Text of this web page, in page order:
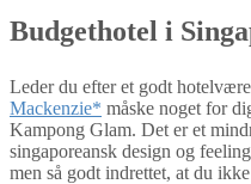
Budgethotel i
Leder du efter et godt
Mackenzie* måske noget for
Kampong Glam. Det er et
singaporeansk design og
men så godt indrettet, at du